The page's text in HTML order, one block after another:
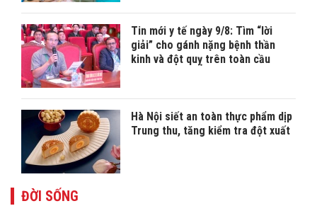
Tin mới y tế ngày 9/8: Tìm “lời
giải” cho gánh nặng bệnh thần
kinh và đột quỵ trên toàn cầu
Hà Nội siết an toàn thực phẩm dịp
Trung thu, tăng kiểm tra đột xuất
ĐỜI SỐNG